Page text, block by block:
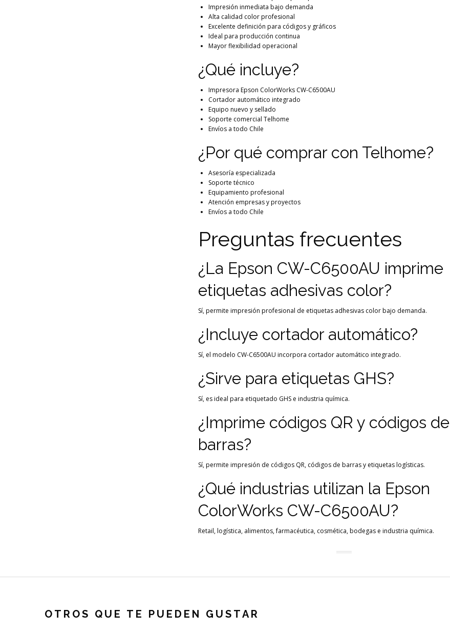
Impresión inmediata bajo demanda
Alta calidad color profesional
Excelente definición para códigos y gráficos
Ideal para producción continua
Mayor flexibilidad operacional
¿Qué incluye?
Impresora Epson ColorWorks CW-C6500AU
Cortador automático integrado
Equipo nuevo y sellado
Soporte comercial Telhome
Envíos a todo Chile
¿Por qué comprar con Telhome?
Asesoría especializada
Soporte técnico
Equipamiento profesional
Atención empresas y proyectos
Envíos a todo Chile
Preguntas frecuentes
¿La Epson CW-C6500AU imprime
etiquetas adhesivas color?
Sí, permite impresión profesional de etiquetas adhesivas color bajo demanda.
¿Incluye cortador automático?
Sí, el modelo CW-C6500AU incorpora cortador automático integrado.
¿Sirve para etiquetas GHS?
Sí, es ideal para etiquetado GHS e industria química.
¿Imprime códigos QR y códigos de
barras?
Sí, permite impresión de códigos QR, códigos de barras y etiquetas logísticas.
¿Qué industrias utilizan la Epson
ColorWorks CW-C6500AU?
Retail, logística, alimentos, farmacéutica, cosmética, bodegas e industria química.
OTROS QUE TE PUEDEN GUSTAR